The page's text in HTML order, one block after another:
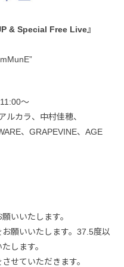
& Special Free Live』
〜
カラ、中村佳穂、
、GRAPEVINE、AGE
いいたします。
願いいたします。37.5度以
します。
せていただきます。